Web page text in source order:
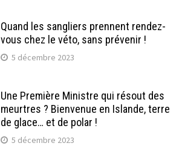
Quand les sangliers prennent rendez-
vous chez le véto, sans prévenir !
5 décembre 2023
Une Première Ministre qui résout des
meurtres ? Bienvenue en Islande, terre
de glace… et de polar !
5 décembre 2023